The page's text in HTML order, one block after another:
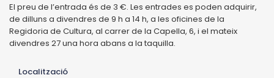
El preu de l’entrada és de 3 €. Les entrades es poden adquirir,
de dilluns a divendres de 9 h a 14 h, a les oficines de la
Regidoria de Cultura, al carrer de la Capella, 6, i el mateix
divendres 27 una hora abans a la taquilla.
Localització